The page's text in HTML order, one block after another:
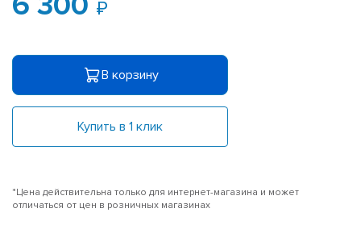
В корзину
Купить в 1 клик
*Цена действительна только для интернет-магазина и может
отличаться от цен в розничных магазинах